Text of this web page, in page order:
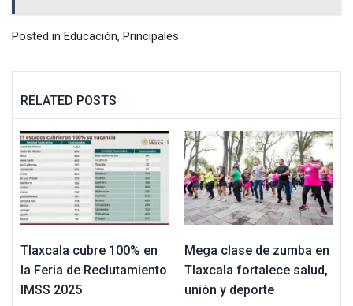
Posted in Educación, Principales
RELATED POSTS
Tlaxcala cubre 100% en
la Feria de Reclutamiento
IMSS 2025
Mega clase de zumba en
Tlaxcala fortalece salud,
unión y deporte